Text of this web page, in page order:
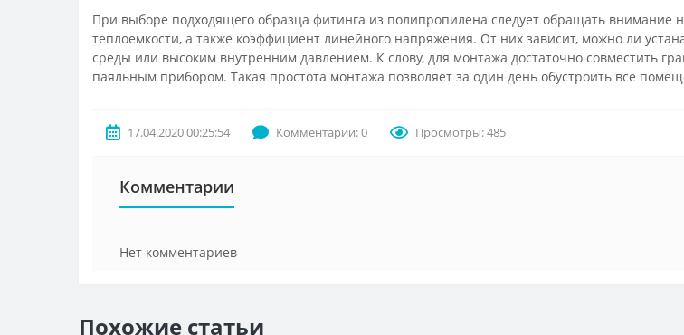
При выборе подходящего образца фитинга из полипропилена следует обращать внимание
теплоемкости, а также коэффициент линейного напряжения. От них зависит, можно ли
среды или высоким внутренним давлением. К слову, для монтажа достаточно совместить
паяльным прибором. Такая простота монтажа позволяет за один день обустроить все
17.04.2020 00:25:54 Комментарии: 0 Просмотры: 485
Комментарии
Нет комментариев
Похожие статьи